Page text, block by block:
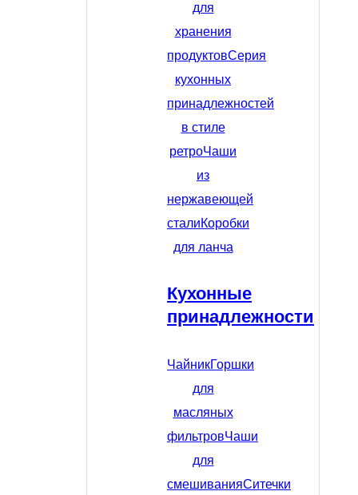
для
хранения
продуктовСерия
кухонных
принадлежностей
в стиле
ретроЧаши
из
нержавеющей
сталиКоробки
для ланча
Кухонные
принадлежности
ЧайникГоршки
для
масляных
фильтровЧаши
для
смешиванияСитечки